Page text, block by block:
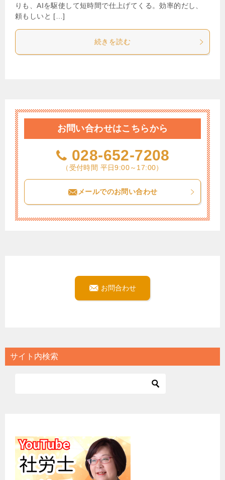
りも、AIを駆使して短時間で仕上げてくる。効率的だし、
頼もしいと […]
続きを読む
お問い合わせはこちらから
028-652-7208
（受付時間 平日9:00～17:00）
メールでのお問い合わせ
お問合わせ
サイト内検索